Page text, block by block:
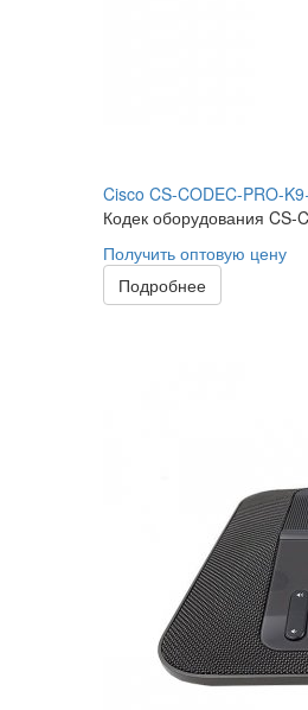
Cisco CS-CODEC-PRO-
Кодек оборудования CS-
Получить оптовую цену
Подробнее